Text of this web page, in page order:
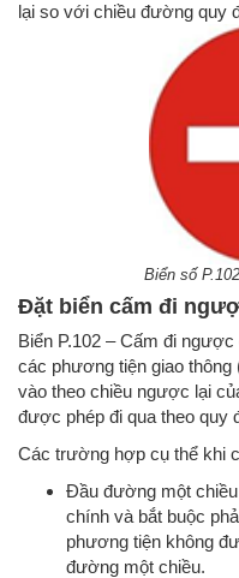
lại so với chiều đường quy
Biển số
Đặt biển cấm đi
Biển P.102 – Cấm đi
các phương tiện giao
vào theo chiều ngược lại
được phép đi qua theo quy
Các trường hợp cụ thể khi
Đầu đường một
chính và bắt buộc
phương tiện không
đường một chiều.